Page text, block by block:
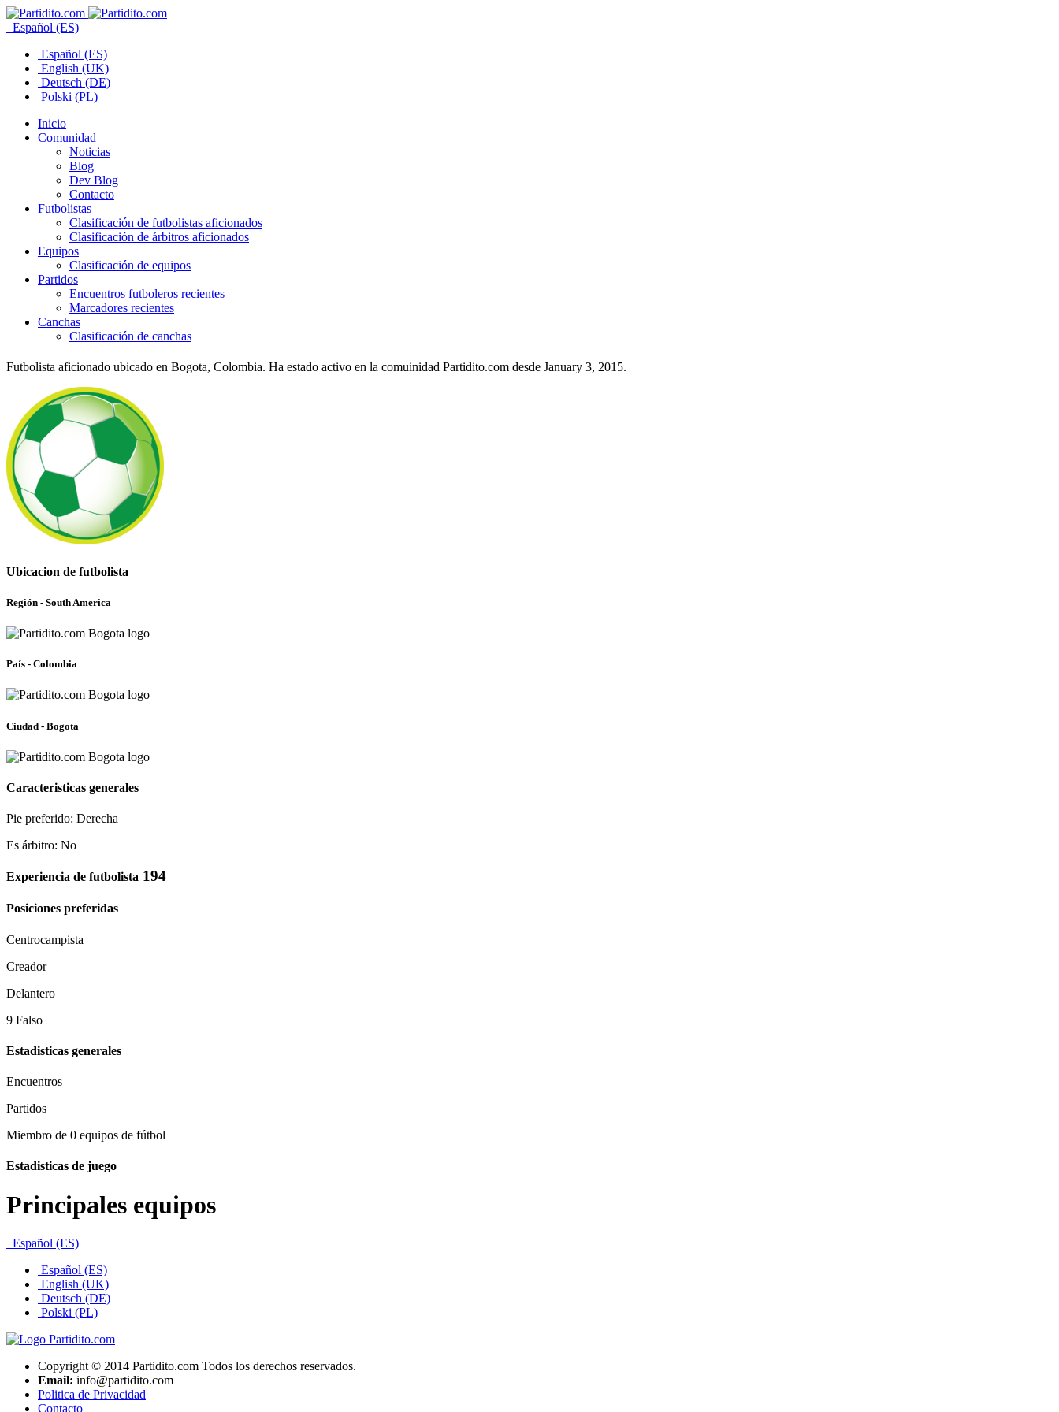
Español (ES)
Español (ES)
English (UK)
Deutsch (DE)
Polski (PL)
Inicio
Comunidad
Noticias
Blog
Dev Blog
Contacto
Futbolistas
Clasificación de futbolistas aficionados
Clasificación de árbitros aficionados
Equipos
Clasificación de equipos
Partidos
Encuentros futboleros recientes
Marcadores recientes
Canchas
Clasificación de canchas
Futbolista aficionado ubicado en Bogota, Colombia. Ha estado activo en la comuinidad Partidito.com desde January 3, 2015.
Ubicacion de futbolista
Región - South America
País - Colombia
Ciudad - Bogota
Caracteristicas generales
Pie preferido: Derecha
Es árbitro: No
Experiencia de futbolista 194
Posiciones preferidas
Centrocampista
Creador
Delantero
9 Falso
Estadisticas generales
Encuentros
Partidos
Miembro de 0 equipos de fútbol
Estadisticas de juego
Principales equipos
Español (ES)
Español (ES)
English (UK)
Deutsch (DE)
Polski (PL)
Copyright © 2014 Partidito.com Todos los derechos reservados.
Email: info@partidito.com
Politica de Privacidad
Contacto